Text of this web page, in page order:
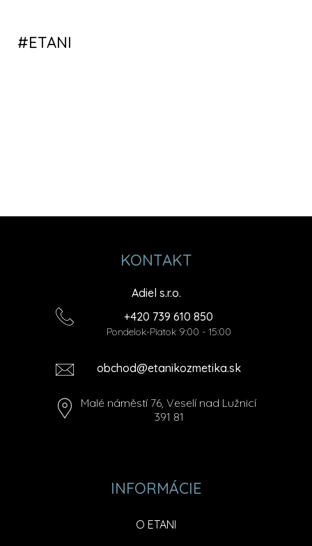
KONTAKT
Adiel s.r.o.
+420 739 610 850
Pondelok-Piatok 9:00 - 15:00
obchod@etanikozmetika.sk
Malé náměstí 76, Veselí nad Lužnicí
391 81
INFORMÁCIE
O ETANI